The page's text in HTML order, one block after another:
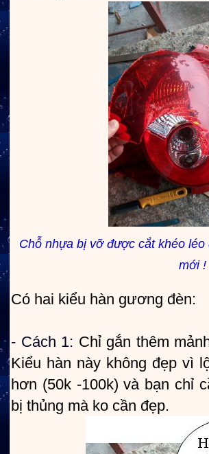
Chỗ nhựa bị vỡ được cắt khéo
mới !
Có hai kiểu hàn gương đèn:
- Cách 1: Chỉ gắn thêm
Kiểu hàn này không đẹp vì
hơn (50k -100k) và bạn chỉ
bị thủng mà ko cần đẹp.